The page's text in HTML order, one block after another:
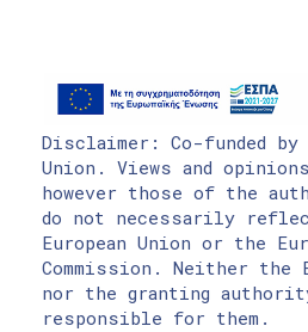
Disclaimer: Co-funded by
Union. Views and
however those of the
do not necessarily
European Union or the
Commission. Neither the
nor the granting
responsible for them.